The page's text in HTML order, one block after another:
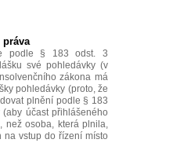
podle § 183 odst. 3
své pohledávky (v
zákona má
pohledávky (proto, že
plnění podle § 183
účast přihlášeného
než osoba, která plnila,
vstup do řízení místo